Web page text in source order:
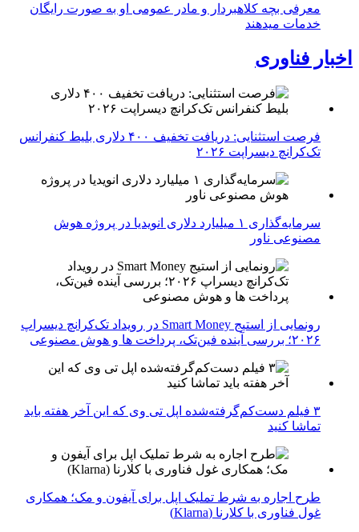
معرفی بچه کلاهبردار و مادر عمومی او به صورت رایگان
خدمات میدهند
اخبار فناوری
فرصت استثنایی: دریافت تخفیف ۴۰۰ دلاری بلیط کنفرانس
تک‌کرانچ دیسراپت ۲۰۲۶
سرمایه‌گذاری ۱ میلیارد دلاری انویدیا در پروژه هوش
مصنوعی ناور
رونمایی از استیج Smart Money در رویداد تک‌کرانچ دیسراپ
۲۰۲۶؛ بررسی آینده فین‌تک، پرداخت‌ ها و هوش مصنوعی
۳ فیلم دست‌کم‌گرفته‌شده اپل تی وی که این آخر هفته باید
تماشا کنید
طرح اجاره به شرط تملیک اپل برای آیفون و مک؛ همکاری
غول فناوری با کلارنا (Klarna)